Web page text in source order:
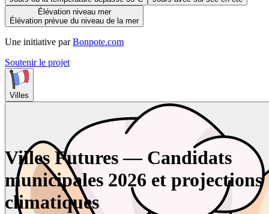
Élévation niveau mer
Élévation prévue du niveau de la mer
Une initiative par Bonpote.com
Soutenir le projet
Villes
Villes Futures — Candidats
municipales 2026 et projections
climatiques